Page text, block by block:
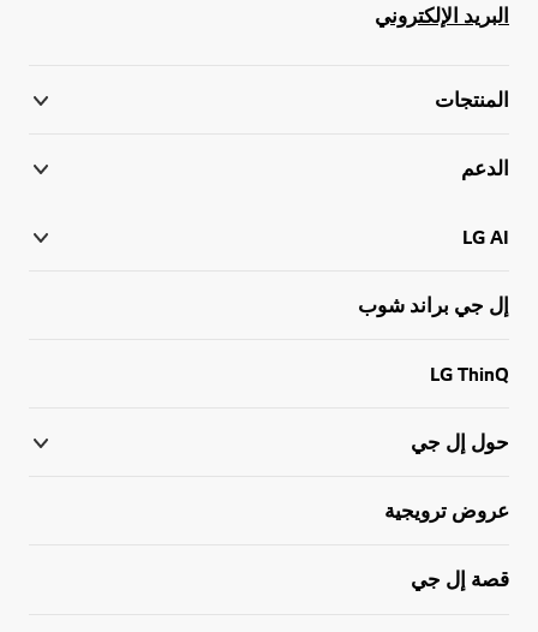
البريد الإلكتروني
المنتجات
الدعم
LG AI
إل جي براند شوب
LG ThinQ
حول إل جي
عروض ترويجية
قصة إل جي